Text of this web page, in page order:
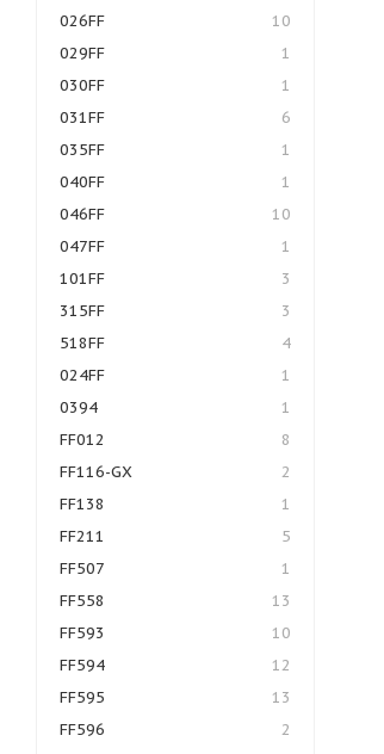
026FF
10
029FF
1
030FF
1
031FF
6
035FF
1
040FF
1
046FF
10
047FF
1
101FF
3
315FF
3
518FF
4
024FF
1
0394
1
FF012
8
FF116-GX
2
FF138
1
FF211
5
FF507
1
FF558
13
FF593
10
FF594
12
FF595
13
FF596
2